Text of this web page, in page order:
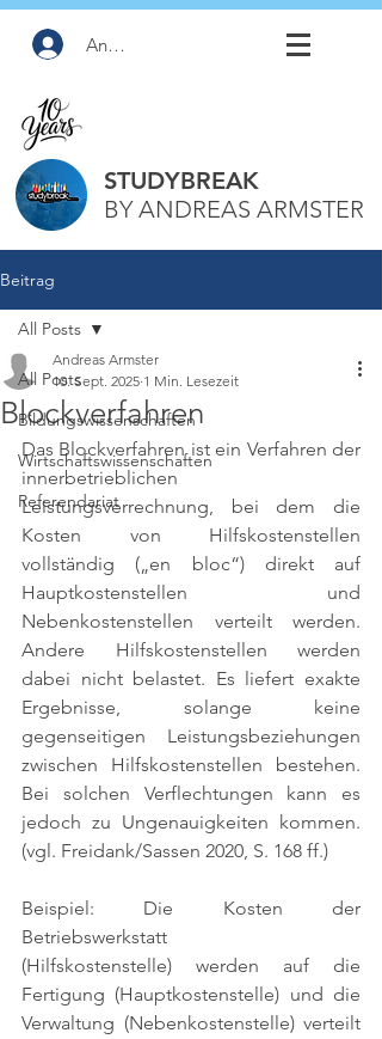
Anmelden
STUDYBREAK
BY ANDREAS ARMSTER
Beitrag
All Posts
Bildungswissenschaften
Wirtschaftswissenschaften
Referendariat
All Posts
Blockverfahren
Andreas Armster
10. Sept. 2025 1 Min. Lesezeit
Das Blockverfahren ist ein Verfahren der
innerbetrieblichen
Leistungsverrechnung, bei dem die
Kosten von Hilfskostenstellen
vollständig („en bloc“) direkt auf
Hauptkostenstellen und
Nebenkostenstellen verteilt werden.
Andere Hilfskostenstellen werden
dabei nicht belastet. Es liefert exakte
Ergebnisse, solange keine
gegenseitigen Leistungsbeziehungen
zwischen Hilfskostenstellen bestehen.
Bei solchen Verflechtungen kann es
(vgl. Freidank/Sassen 2020, S. 168 ff.)
Beispiel: Die Kosten der
Betriebswerkstatt
(Hilfskostenstelle) werden auf die
Fertigung (Hauptkostenstelle) und die
Verwaltung (Nebenkostenstelle) verteilt